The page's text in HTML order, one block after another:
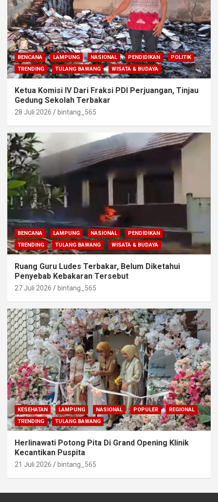
BENCANA LAMPUNG NASIONAL PENDIDIKAN
POLITIK
TRENDING
TULANG BAWANG WISATA & BUDAYA
Ketua Komisi IV Dari Fraksi PDI Perjuangan, Tinjau
Gedung Sekolah Terbakar
28 Juli 2026 bintang_565
BENCANA LAMPUNG NASIONAL
PENDIDIKAN
TRENDING
TULANG BAWANG WISATA & BUDAYA
Ruang Guru Ludes Terbakar, Belum Diketahui
Penyebab Kebakaran Tersebut
27 Juli 2026 bintang_565
KESEHATAN LAMPUNG NASIONAL POPULER
REGIONAL
TRENDING
TULANG BAWANG
Herlinawati Potong Pita Di Grand Opening Klinik
Kecantikan Puspita
21 Juli 2026 bintang_565